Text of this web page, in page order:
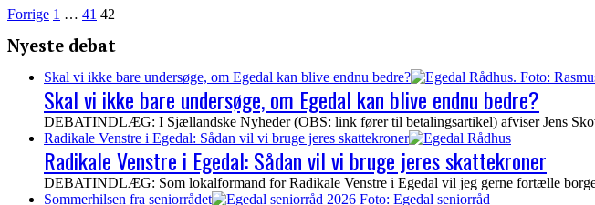
der
behov
for
et
lokalmedie
i
Egedal
Indlægsinddeling
Forrige 1 … 41 42
Nyeste debat
Skal vi ikke bare undersøge, om Egedal kan blive endnu bedre?
Skal vi ikke bare undersøge, om Egedal kan blive endnu bedre?
DEBATINDLÆG: I Sjællandske Nyheder (OBS: link fører til betalingsartikel) afviser Jens
Radikale Venstre i Egedal: Sådan vil vi bruge jeres skattekroner
Radikale Venstre i Egedal: Sådan vil vi bruge jeres skattekroner
DEBATINDLÆG: Som lokalformand for Radikale Venstre i Egedal vil jeg gerne fortælle
Sommerhilsen fra seniorrådet